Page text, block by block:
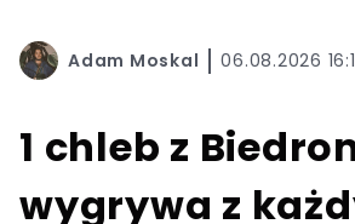
Adam Moskal 06.08.2026
1 chleb z
wygrywa z